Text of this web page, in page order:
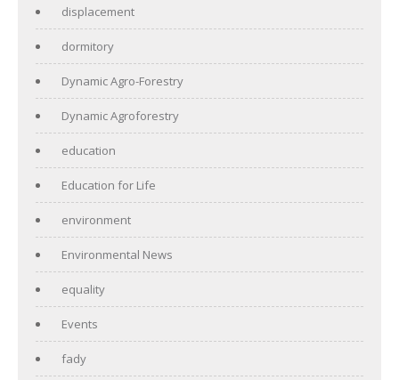
displacement
dormitory
Dynamic Agro-Forestry
Dynamic Agroforestry
education
Education for Life
environment
Environmental News
equality
Events
fady